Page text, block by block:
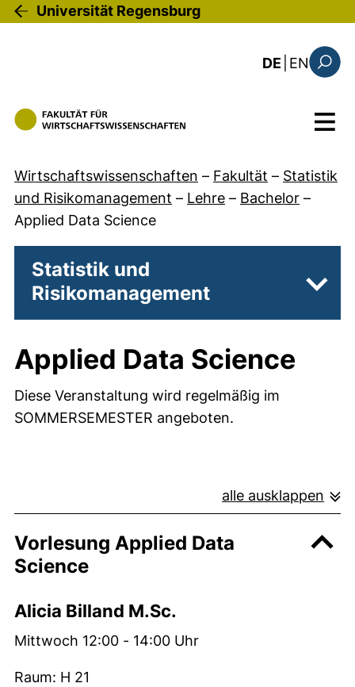
Direkt zum Inhalt
Universität Regensburg
DE EN: this
Menü
Wirtschaftswissenschaften – Fakultät – Statistik
und Risikomanagement – Lehre – Bachelor –
Applied Data Science
Statistik und
Risikomanagement
Applied Data Science
Diese Veranstaltung wird regelmäßig im
SOMMERSEMESTER angeboten.
alle ausklappen
Vorlesung Applied Data
Science
Alicia Billand M.Sc.
Mittwoch 12:00 - 14:00 Uhr
Raum: H 21